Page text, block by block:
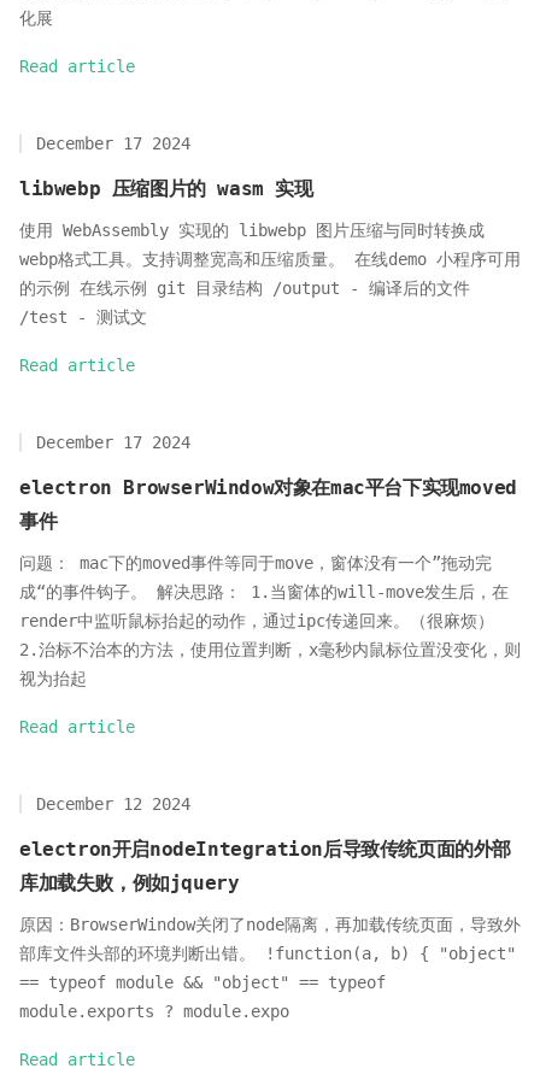
化展
Read article
libwebp 压缩图片的 wasm 实现
December 17 2024
使用 WebAssembly 实现的 libwebp 图片压缩与同时转换成
webp格式工具。支持调整宽高和压缩质量。 在线demo 小程序可用
的示例 在线示例 git 目录结构 /output - 编译后的文件
/test - 测试文
Read article
electron BrowserWindow对象在mac平台下实现moved
事件
December 17 2024
问题： mac下的moved事件等同于move，窗体没有一个”拖动完
成“的事件钩子。 解决思路： 1.当窗体的will-move发生后，在
render中监听鼠标抬起的动作，通过ipc传递回来。（很麻烦）
2.治标不治本的方法，使用位置判断，x毫秒内鼠标位置没变化，则
视为抬起
Read article
electron开启nodeIntegration后导致传统页面的外部
库加载失败，例如jquery
December 12 2024
原因：BrowserWindow关闭了node隔离，再加载传统页面，导致外
部库文件头部的环境判断出错。 !function(a, b) { "object"
== typeof module && "object" == typeof
module.exports ? module.expo
Read article